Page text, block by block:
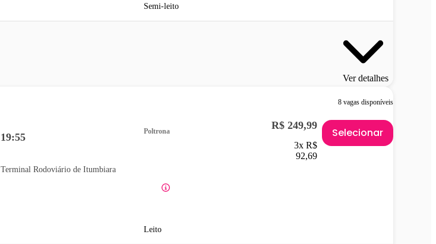
Semi-leito
Ver detalhes
8 vagas disponíveis
19:55
Terminal Rodoviário de Itumbiara
Poltrona
Leito
R$ 249,99
3x R$
92,69
Selecionar